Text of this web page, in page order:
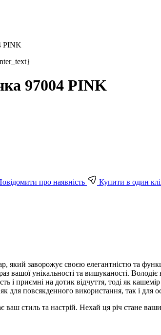
PINK
97004 PINK
про наявність
Купити в один
який заворожує своєю елегантністю та
вашої унікальності та вишуканості.
і приємні на дотик відчуття, тоді як
для повсякденного використання, так і
стиль та настрій. Нехай ця річ стане